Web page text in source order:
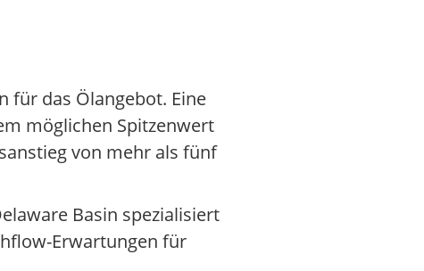
für das Ölangebot. Eine
möglichen Spitzenwert
von mehr als fünf
Basin spezialisiert
Erwartungen für